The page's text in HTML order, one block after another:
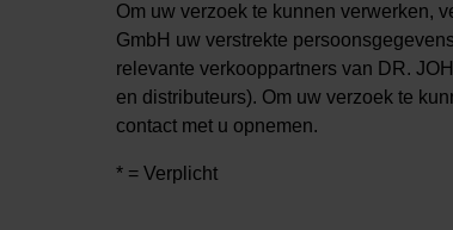
Om uw verzoek te kunnen verwerken,
GmbH uw verstrekte
relevante verkooppartners van DR.
en distributeurs). Om uw verzoek te
contact met u opnemen.
* = Verplicht